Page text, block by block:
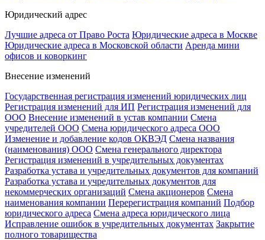
Юридический адрес
Лучшие адреса от Право Роста Юридические адреса в Москве
Юридические адреса в Московской области Аренда мини
офисов и коворкинг
Внесение изменений
Государственная регистрация изменений юридических лиц
Регистрация изменений для ИП Регистрация изменений для
ООО Внесение изменений в устав компании Смена
учредителей ООО Смена юридического адреса ООО
Изменение и добавление кодов ОКВЭД Смена названия
(наименования) ООО Смена генерального директора
Регистрация изменений в учредительных документах
Разработка устава и учредительных документов для компаний
Разработка устава и учредительных документов для
некоммерческих организаций Смена акционеров Смена
наименования компании Перерегистрация компаний Подбор
юридического адреса Смена адреса юридического лица
Исправление ошибок в учредительных документах Закрытие
полного товарищества